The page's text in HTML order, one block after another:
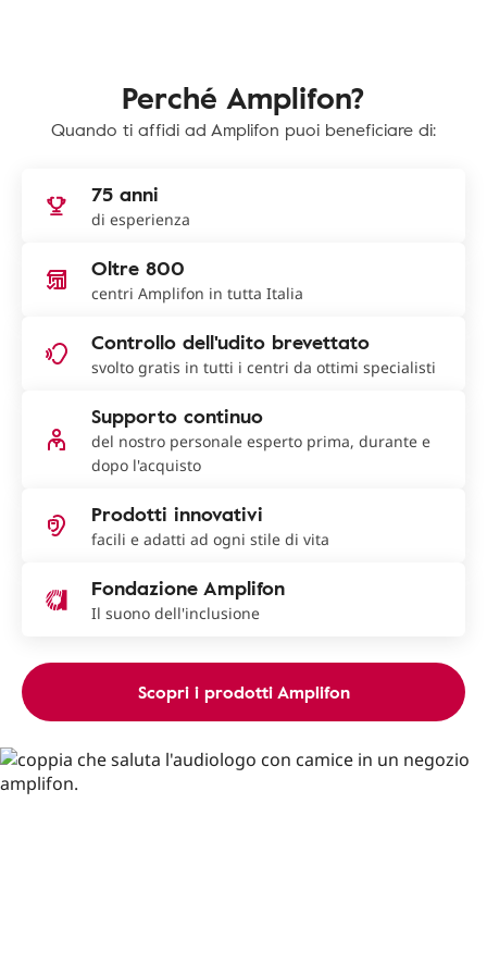
Perché Amplifon?
Quando ti affidi ad Amplifon puoi beneficiare di:
75 anni
di esperienza
Oltre 800
centri Amplifon in tutta Italia
Controllo dell'udito brevettato
svolto gratis in tutti i centri da ottimi specialisti
Supporto continuo
del nostro personale esperto prima, durante e
dopo l'acquisto
Prodotti innovativi
facili e adatti ad ogni stile di vita
Fondazione Amplifon
Il suono dell'inclusione
Scopri i prodotti Amplifon